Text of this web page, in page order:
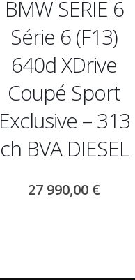
BMW SERIE 6
Série 6 (F13)
640d XDrive
Coupé Sport
Exclusive – 313
ch BVA DIESEL
27 990,00 €